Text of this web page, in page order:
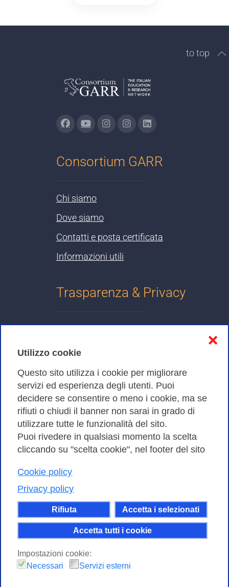
Utilizzo cookie
Questo sito utilizza i cookie per migliorare
servizi ed esperienza degli utenti. Puoi
decidere se consentire o meno i cookie, ma se
rifiuti o chiudi il banner non sarai in grado di
utilizzare tutte le funzionalità del sito.
Puoi rivedere in qualsiasi momento la scelta
cliccando su "scelta cookie", nel footer del sito
Cookie policy
Privacy policy
Rifiuta Accetta i selezionati
Accetta tutti i cookie
❌
Impostazioni cookie:
Necessari
Servizi esterni
to top
Consortium GARR
Chi siamo
Dove siamo
Contatti e posta certificata
Informazioni utili
Trasparenza & Privacy
Cookies Policy
Amministrazione trasparente
Bandi di Gara
Consortium GARR - Via dei Tizii, 6 - 00185 Roma | Tel.
| CF 97284570583 – PI 07577141000 | Codice
Destinatario 7EU9KEU |
Il contenuto di questo sito e' rilasciato, tranne dove
altrimenti indicato, secondo i termini della licenza
Creative Commons
stesso modo 4.0 Internazionale.